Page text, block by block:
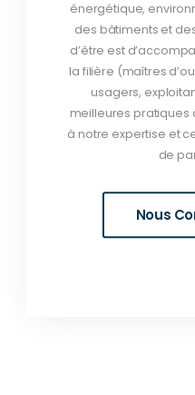
énergétique,
des bâtiments et
d’être est
la filière (maîtres
usagers,
meilleures
à notre expertise et
de
Nous